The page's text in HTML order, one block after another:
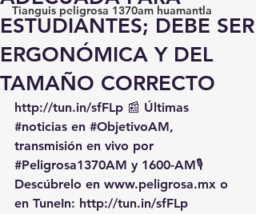
Tianguis peligrosa 1370am huamantla
ESTUDIANTES; DEBE SER
ERGONÓMICA Y DEL
TAMAÑO CORRECTO
http://tun.in/sfFLp 📰 Últimas
#noticias en #ObjetivoAM,
transmisión en vivo por
#Peligrosa1370AM y 1600-AM🎙️
Descúbrelo en www.peligrosa.mx o
en TuneIn: http://tun.in/sfFLp